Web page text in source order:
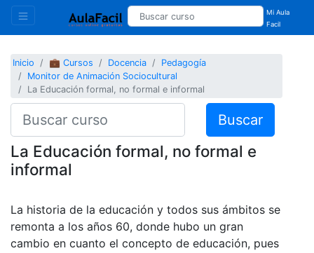
Mi Aula
Facil
Inicio 💼 Cursos Docencia
Pedagogía
Monitor de Animación Sociocultural
La Educación formal, no formal e informal
Buscar
La Educación formal, no formal e
informal
La historia de la educación y todos sus ámbitos se
remonta a los años 60, donde hubo un gran
cambio en cuanto el concepto de educación, pues